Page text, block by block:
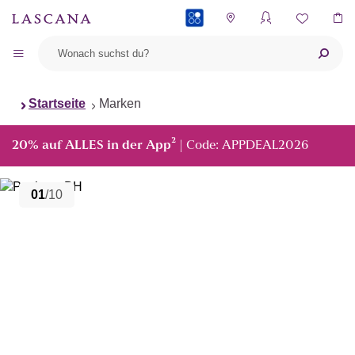
Startseite Marken
20% auf ALLES in der App² | Code: APPDEAL2026
01/10